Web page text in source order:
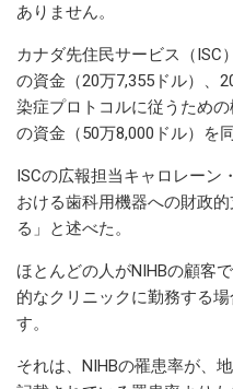
ありません。
カナダ先住民サービス（ISC
の資金（20万7,355ドル）、
染症プロトコルに従うため
の資金（50万8,000ドル）を
ISCの広報担当キャロレーン
おける歯科用機器への財政
る」と述べた。
ほとんどの人がNIHBの顧客
的なクリニックに勤務する
す。
それは、NIHBの罹患率が、